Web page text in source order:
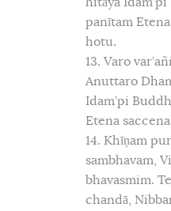
panītam
hotu.
13. Varo
Anuttaro
Idam’pi
Etena
14. Khīņam
sambhavam,
bhavasmim.
chandā,